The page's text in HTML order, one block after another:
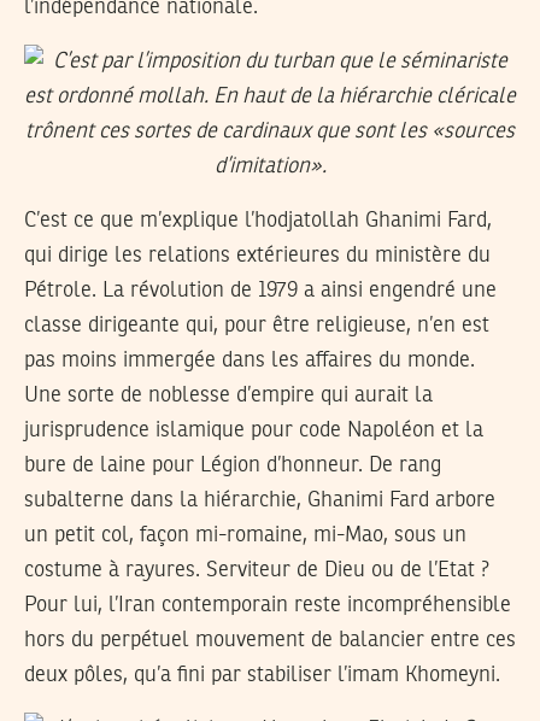
l’indépendance nationale.
C’est ce que m’explique l’hodjatollah Ghanimi Fard,
qui dirige les relations extérieures du ministère du
Pétrole. La révolution de 1979 a ainsi engendré une
classe dirigeante qui, pour être religieuse, n’en est
pas moins immergée dans les affaires du monde.
Une sorte de noblesse d’empire qui aurait la
jurisprudence islamique pour code Napoléon et la
bure de laine pour Légion d’honneur. De rang
subalterne dans la hiérarchie, Ghanimi Fard arbore
un petit col, façon mi-romaine, mi-Mao, sous un
costume à rayures. Serviteur de Dieu ou de l’Etat ?
Pour lui, l’Iran contemporain reste incompréhensible
hors du perpétuel mouvement de balancier entre ces
deux pôles, qu’a fini par stabiliser l’imam Khomeyni.